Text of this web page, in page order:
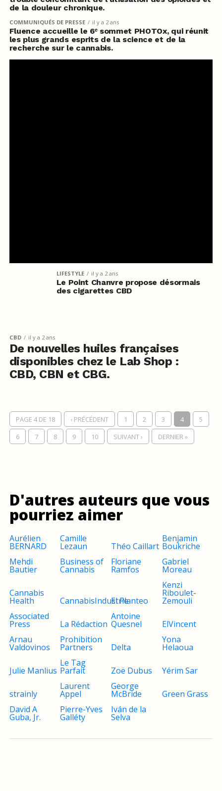
de la douleur chronique.
COMMUNIQUÉS DE PRESSE il y a 2 ans
Fluence accueille le 6ᵉ sommet PHOTOx, qui réunit
les plus grands esprits de la science et de la
recherche sur le cannabis.
LIFESTYLE il y a 2 ans
Le Point Chanvre propose désormais
des cigarettes CBD
CBD il y a 2 ans
De nouvelles huiles françaises
disponibles chez le Lab Shop :
CBD, CBN et CBG.
PAGE 4 DE 18 ‹ PRÉCÉDENT 1 2 3 4
5
6
7 8 9 10 SUIVANT › DERNIER »
D'autres auteurs que vous
pourriez aimer
Aurélien
BERNARD
Camille
Lezaun Théo Caillart
Benjamin
Boukriche
Mehdi
Bautier
Business of
Cannabis
Floriane
Ramfos
Gabriel
Moreau
Cannabis
Health CannabisIndustrieEl Planteo
Kenzi
Riboulet-
Zemouli
Associated
Press La Rédaction
Antoine
Quesnel
ElVincent
Arnau
Valdovinos
Prohibition
Partners Delta
Yona
Helaoua
Julie Manlius
Le Tag
Parfait Zoë Dubus Yérim Sar
strainly
Laurent
Appel
George
McBride
Green Grass
David A
Guba, Jr.
Pierre-Yves
Galléty
Iván de la
Selva